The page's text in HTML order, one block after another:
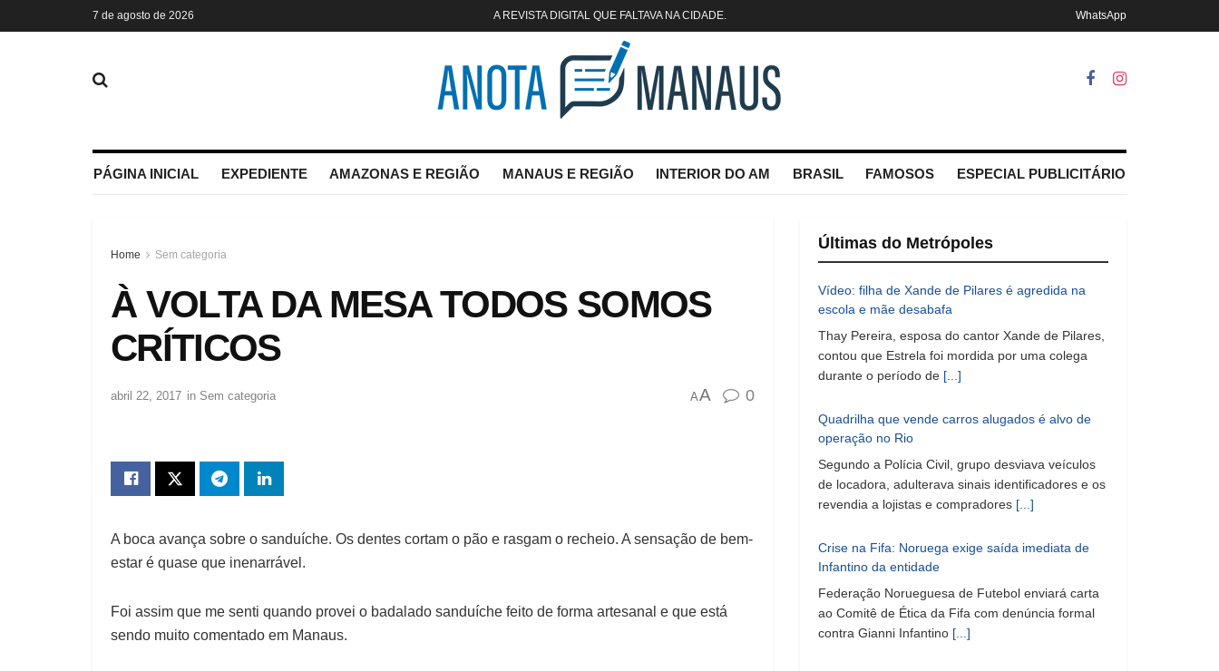
7 de agosto de 2026 A REVISTA DIGITAL QUE FALTAVA NA CIDADE. WhatsApp
PÁGINA INICIAL EXPEDIENTE AMAZONAS E REGIÃO MANAUS E REGIÃO INTERIOR DO AM BRASIL FAMOSOS ESPECIAL PUBLICITÁRIO
Home Sem categoria
À VOLTA DA MESA TODOS SOMOS
CRÍTICOS
abril 22, 2017 in Sem categoria AA 0
A boca avança sobre o sanduíche. Os dentes cortam o pão e rasgam o recheio. A sensação de bem-
estar é quase que inenarrável.
Foi assim que me senti quando provei o badalado sanduíche feito de forma artesanal e que está
sendo muito comentado em Manaus.
Últimas do Metrópoles
Vídeo: filha de Xande de Pilares é agredida na
escola e mãe desabafa
Thay Pereira, esposa do cantor Xande de Pilares,
contou que Estrela foi mordida por uma colega
durante o período de [...]
Quadrilha que vende carros alugados é alvo de
operação no Rio
Segundo a Polícia Civil, grupo desviava veículos
de locadora, adulterava sinais identificadores e os
revendia a lojistas e compradores [...]
Crise na Fifa: Noruega exige saída imediata de
Infantino da entidade
Federação Norueguesa de Futebol enviará carta
ao Comitê de Ética da Fifa com denúncia formal
contra Gianni Infantino [...]